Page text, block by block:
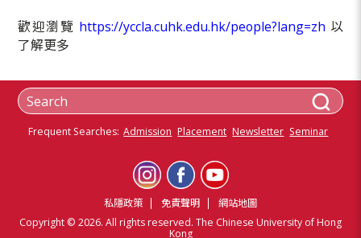
歡迎瀏覽 https://yccla.cuhk.edu.hk/people?lang=zh 以
了解更多
Frequent Searches: Admission Placement Newsletter Seminar
私隱政策 免責聲明
網站地圖
Copyright © 2026. All rights reserved. The Chinese University of Hong
Kong